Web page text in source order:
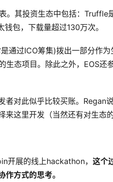
。其投资生态中包括：Truffle
包，下载量超过130万次。
通过ICO筹集)拨出一部分作
生态项目。除此之外，EOS
者对此似乎比较买账。Regan
这里开发（当然还有对生态
开展的线上hackathon， 这个
方式的思考。